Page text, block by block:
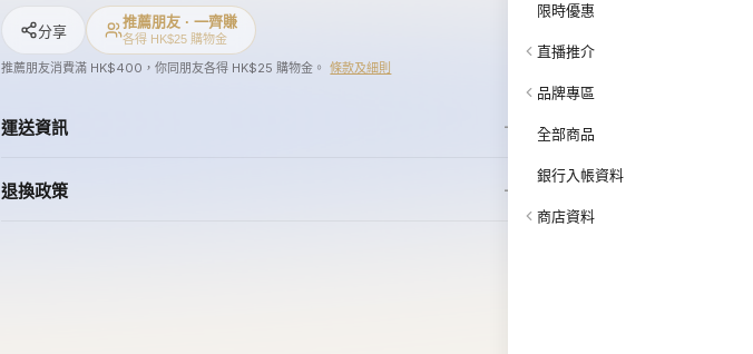
限時優惠
直播推介
品牌專區
全部商品
銀行入帳資料
商店資料
分享
推薦朋友 · 一齊賺
各得 HK$25 購物金
推薦朋友消費滿 HK$400，你同朋友各得 HK$25 購物金。 條款及細則
運送資訊
退換政策